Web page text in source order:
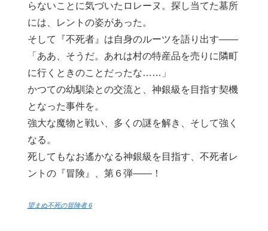
らないことに気づいたロレーヌ。探し当てた墓所
には、レントの姿があった。
そして『不死者』は自身のルーツを語り出す――
「ああ、そうだ。あれは村の特産品を売りに隣町
に行くときのことだったな……」
かつての幼馴染との交流と、神銀級を目指す契機
となった事件を。
強大な魔物と戦い、多くの謎を解き、そして強く
なる。
死してもなお遙かなる神銀級を目指す、不死者レ
ントの『冒険』、第６弾――！
望まぬ不死の冒険者 6